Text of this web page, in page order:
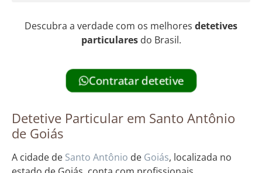
Descubra a verdade com os melhores detetives
particularesdo Brasil.
Contratar detetive
Detetive Particular em Santo Antônio
de Goiás
A cidade de Santo Antônio de Goiás, localizada no